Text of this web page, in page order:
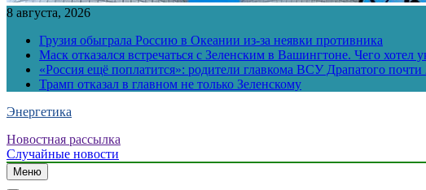
8 августа, 2026
Грузия обыграла Россию в Океании из-за неявки противника
Маск отказался встречаться с Зеленским в Вашингтоне. Чего хотел
«Россия ещё поплатится»: родители главкома ВСУ Драпатого
Трамп отказал в главном не только Зеленскому
Энергетика
Новостная рассылка
Случайные новости
Меню